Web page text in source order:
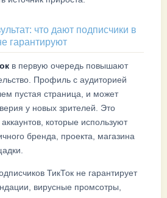
что дают подписчики в
гарантируют
в первую очередь повышают
Профиль с аудиторией
пустая страница, и может
у новых зрителей. Это
которые используют
бренда, проекта, магазина
ТикТок не гарантирует
вирусные промсотры,